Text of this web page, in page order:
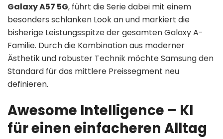
Galaxy A57 5G, führt die Serie dabei mit einem
besonders schlanken Look an und markiert die
bisherige Leistungsspitze der gesamten Galaxy A-
Familie. Durch die Kombination aus moderner
Ästhetik und robuster Technik möchte Samsung den
Standard für das mittlere Preissegment neu
definieren.
Awesome Intelligence – KI
für einen einfacheren Alltag